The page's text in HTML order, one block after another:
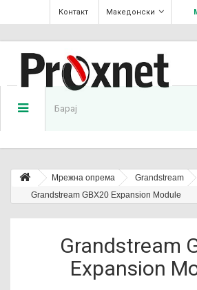
Македонски
Контакт
Мрежна опрема Grandstream
Grandstream GBX20 Expansion Module
Grandstream
Expansion